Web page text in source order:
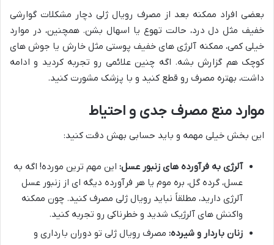
بعضی افراد ممکنه بعد از مصرف رویال ژلی دچار مشکلات گوارشی
خفیف مثل دل درد، حالت تهوع یا اسهال بشن. همچنین، در موارد
خیلی کمی، ممکنه آلرژی های خفیف پوستی مثل خارش یا جوش های
کوچک هم گزارش بشه. اگه چنین علائمی رو تجربه کردید و ادامه
داشت، بهتره مصرف رو قطع کنید و با پزشک مشورت کنید.
موارد منع مصرف جدی و احتیاط
این بخش خیلی مهمه و باید حسابی بهش دقت کنید:
آلرژی به فرآورده های زنبور عسل: این مهم ترین مورده! اگه به
عسل، گرده گل، بره موم یا هر فرآورده دیگه ای از زنبور عسل
آلرژی دارید، مطلقاً نباید رویال ژلی مصرف کنید. چون ممکنه
واکنش های آلرژیک شدید و خطرناکی رو تجربه کنید.
زنان باردار و شیرده: مصرف رویال ژلی تو دوران بارداری و